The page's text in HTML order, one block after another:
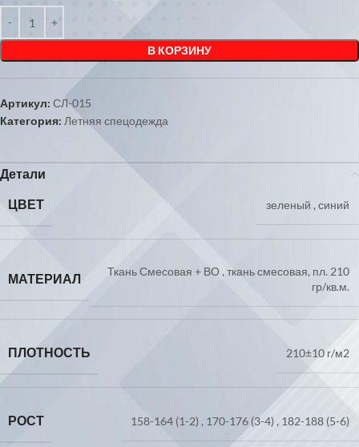
В КОРЗИНУ
Артикул: СЛ-015
Категория: Летняя спецодежда
Детали
ЦВЕТ
зеленый , синий
МАТЕРИАЛ Ткань Смесовая + ВО , ткань смесовая, пл. 210
гр/кв.м.
ПЛОТНОСТЬ 210±10 г/м2
РОСТ 158-164 (1-2) , 170-176 (3-4), 182-188 (5-6)